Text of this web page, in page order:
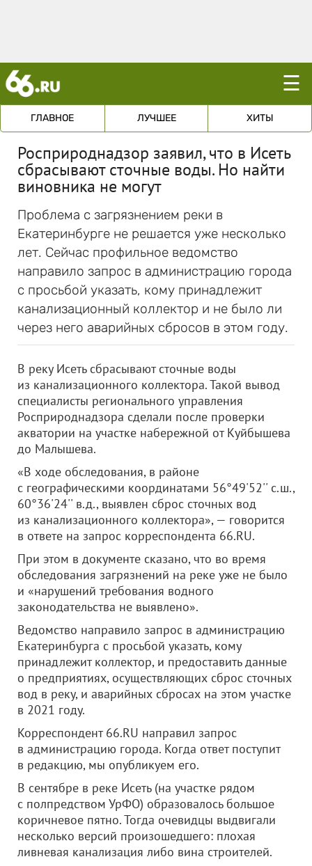
☰
ГЛАВНОЕ ЛУЧШЕЕ ХИТЫ
Росприроднадзор заявил, что в Исеть
сбрасывают сточные воды. Но найти
виновника не могут
Проблема с загрязнением реки в
Екатеринбурге не решается уже несколько
лет. Сейчас профильное ведомство
направило запрос в администрацию города
с просьбой указать, кому принадлежит
канализационный коллектор и не было ли
через него аварийных сбросов в этом году.
В реку Исеть сбрасывают сточные воды
из канализационного коллектора. Такой вывод
специалисты регионального управления
Росприроднадзора сделали после проверки
акватории на участке набережной от Куйбышева
до Малышева.
«В ходе обследования, в районе
с географическими координатами 56°49'52'' с.ш.,
60°36'24'' в.д., выявлен сброс сточных вод
из канализационного коллектора», — говорится
в ответе на запрос корреспондента 66.RU.
При этом в документе сказано, что во время
обследования загрязнений на реке уже не было
и «нарушений требования водного
законодательства не выявлено».
Ведомство направило запрос в администрацию
Екатеринбурга с просьбой указать, кому
принадлежит коллектор, и предоставить данные
о предприятиях, осуществляющих сброс сточных
вод в реку, и аварийных сбросах на этом участке
в 2021 году.
Корреспондент 66.RU направил запрос
в администрацию города. Когда ответ поступит
в редакцию, мы опубликуем его.
В сентябре в реке Исеть (на участке рядом
с полпредством УрФО) образовалось большое
коричневое пятно. Тогда очевидцы выдвигали
несколько версий произошедшего: плохая
ливневая канализация либо вина строителей.